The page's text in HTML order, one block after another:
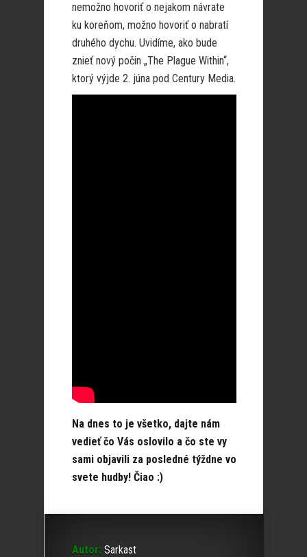
nemožno hovoriť o nejakom návrate
ku koreňom, možno hovoriť o nabratí
druhého dychu. Uvidíme, ako bude
znieť nový počin „The Plague Within“,
ktorý výjde 2. júna pod Century Media.
Na dnes to je všetko, dajte nám
vedieť čo Vás oslovilo a čo ste vy
sami objavili za posledné týždne vo
svete hudby! Čiao :)
Autor: Sarkast